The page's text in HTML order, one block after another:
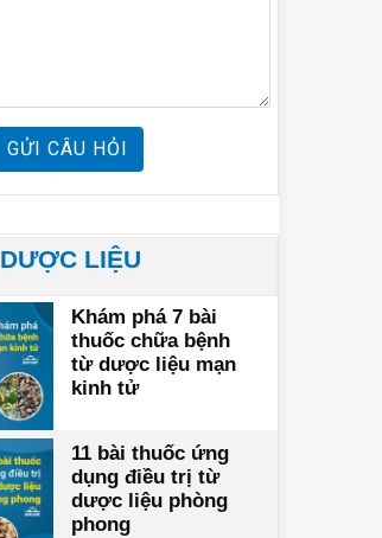
GỬI CÂU HỎI
DƯỢC LIỆU
Khám phá 7 bài
thuốc chữa bệnh
từ dược liệu mạn
kinh tử
11 bài thuốc ứng
dụng điều trị từ
dược liệu phòng
phong